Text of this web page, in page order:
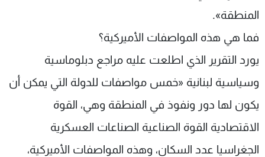
المنطقة».
فما هي هذه المواصفات الأميركية؟
يورد التقرير الذي اطلعت عليه مراجع دبلوماسية
وسياسية لبنانية «خمس مواصفات للدولة التي يمكن أن
يكون لها دور ونفوذ في المنطقة وهي، القوة
الاقتصادية القوة الصناعية الصناعات العسكرية
الجغراسيا عدد السكان، وهذه المواصفات الأميركية،